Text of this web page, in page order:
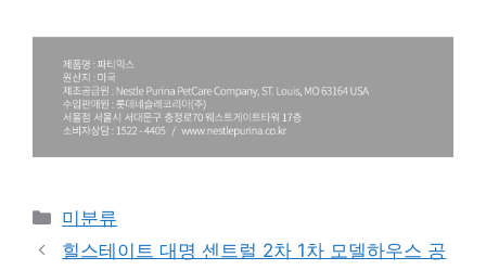
Categories
미분류
힐스테이트 대명 센트럴 2차 1차 모델하우스 공